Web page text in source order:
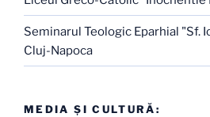
Seminarul Teologic Eparhial "Sf.
Cluj-Napoca
MEDIA ŞI CULTURĂ: